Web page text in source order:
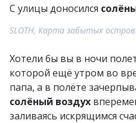
С улицы доносился
SLOTH, Карта забытых
Хотели бы вы в ночи
которой ещё утром во
папа, а в полёте
солёный воздух
заливаясь искрящимся